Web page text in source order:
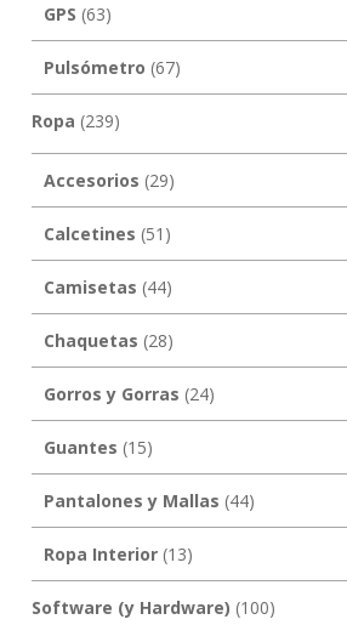
GPS (63)
Pulsómetro (67)
Ropa (239)
Accesorios (29)
Calcetines (51)
Camisetas (44)
Chaquetas (28)
Gorros y Gorras (24)
Guantes (15)
Pantalones y Mallas (44)
Ropa Interior(13)
Software (y Hardware) (100)